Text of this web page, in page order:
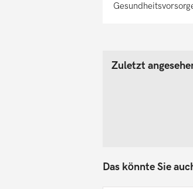
Zuletzt
Das könnte Sie